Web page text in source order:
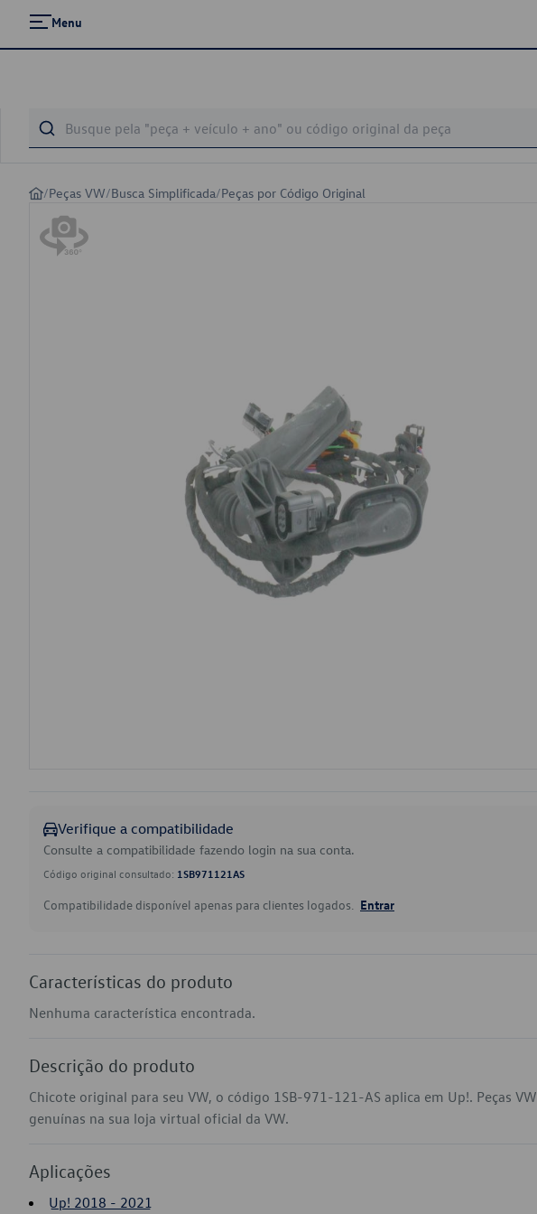
Menu
/Peças VW/Busca Simplificada/Peças por Código Original
Verifique a compatibilidade
Consulte a compatibilidade fazendo login na sua conta.
Código original consultado: 1SB971121AS
Compatibilidade disponível apenas para clientes logados. Entrar
Características do produto
Nenhuma característica encontrada.
Descrição do produto
Chicote original para seu VW, o código 1SB-971-121-AS aplica em Up!. Peças VW
genuínas na sua loja virtual oficial da VW.
Aplicações
Up! 2018 - 2021